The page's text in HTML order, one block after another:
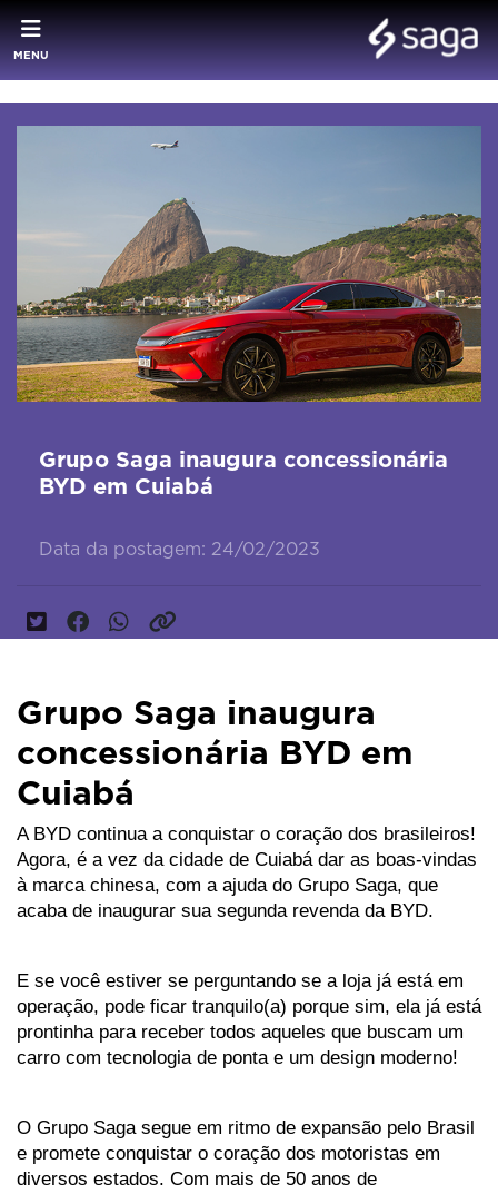
MENU
Grupo Saga inaugura concessionária
BYD em Cuiabá
Data da postagem: 24/02/2023
Grupo Saga inaugura
concessionária BYD em
Cuiabá
A BYD continua a conquistar o coração dos brasileiros!
Agora, é a vez da cidade de Cuiabá dar as boas-vindas
à marca chinesa, com a ajuda do Grupo Saga, que
acaba de inaugurar sua segunda revenda da BYD.
E se você estiver se perguntando se a loja já está em
operação, pode ficar tranquilo(a) porque sim, ela já está
prontinha para receber todos aqueles que buscam um
carro com tecnologia de ponta e um design moderno!
O Grupo Saga segue em ritmo de expansão pelo Brasil
e promete conquistar o coração dos motoristas em
diversos estados. Com mais de 50 anos de